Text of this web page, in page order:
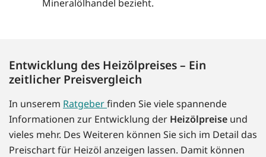
Mineralölhandel bezieht.
Entwicklung des Heizölpreises – Ein
zeitlicher Preisvergleich
In unserem Ratgeberfinden Sie viele spannende
Informationen zur Entwicklung der Heizölpreise und
vieles mehr. Des Weiteren können Sie sich im Detail das
Preischart für Heizöl anzeigen lassen. Damit können